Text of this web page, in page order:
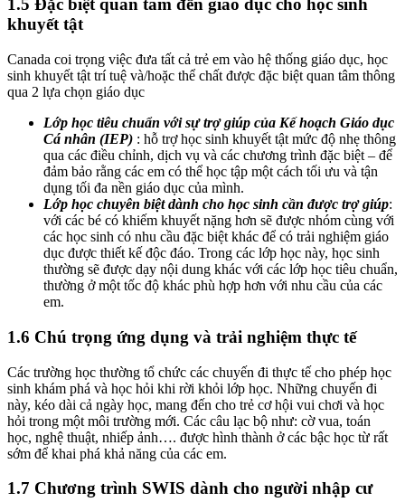
1.5 Đặc biệt quan tâm đến giáo dục cho học sinh
khuyết tật
Canada coi trọng việc đưa tất cả trẻ em vào hệ thống giáo dục, học
sinh khuyết tật trí tuệ và/hoặc thể chất được đặc biệt quan tâm thông
qua 2 lựa chọn giáo dục
Lớp học tiêu chuẩn với sự trợ giúp của Kế hoạch Giáo dục
Cá nhân (IEP) : hỗ trợ học sinh khuyết tật mức độ nhẹ thông
qua các điều chỉnh, dịch vụ và các chương trình đặc biệt – để
đảm bảo rằng các em có thể học tập một cách tối ưu và tận
dụng tối đa nền giáo dục của mình.
Lớp học chuyên biệt dành cho học sinh cần được trợ giúp:
với các bé có khiếm khuyết nặng hơn sẽ được nhóm cùng với
các học sinh có nhu cầu đặc biệt khác để có trải nghiệm giáo
dục được thiết kế độc đáo. Trong các lớp học này, học sinh
thường sẽ được dạy nội dung khác với các lớp học tiêu chuẩn,
thường ở một tốc độ khác phù hợp hơn với nhu cầu của các
em.
1.6 Chú trọng ứng dụng và trải nghiệm thực tế
Các trường học thường tổ chức các chuyến đi thực tế cho phép học
sinh khám phá và học hỏi khi rời khỏi lớp học. Những chuyến đi
này, kéo dài cả ngày học, mang đến cho trẻ cơ hội vui chơi và học
hỏi trong một môi trường mới. Các câu lạc bộ như: cờ vua, toán
học, nghệ thuật, nhiếp ảnh…. được hình thành ở các bậc học từ rất
sớm để khai phá khả năng của các em.
1.7 Chương trình SWIS dành cho người nhập cư